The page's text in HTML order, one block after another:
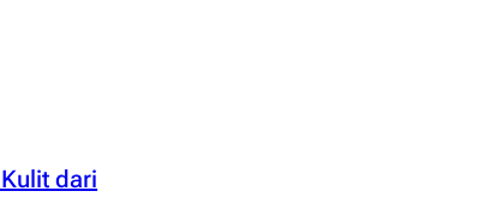
dari